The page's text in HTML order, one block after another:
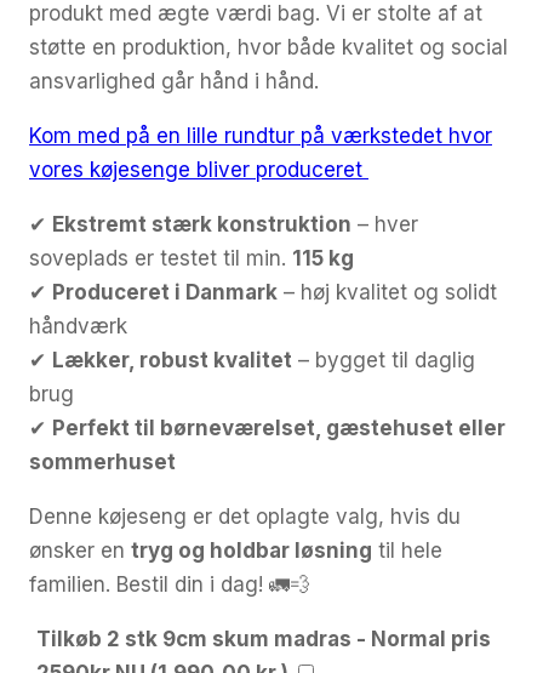
produkt med ægte værdi bag. Vi er stolte af at
støtte en produktion, hvor både kvalitet og social
ansvarlighed går hånd i hånd.
Kom med på en lille rundtur på værkstedet hvor
vores køjesenge bliver produceret
✔ Ekstremt stærk konstruktion – hver
soveplads er testet til min. 115 kg
✔ Produceret i Danmark – høj kvalitet og solidt
håndværk
✔ Lækker, robust kvalitet – bygget til daglig
brug
✔ Perfekt til børneværelset, gæstehuset eller
sommerhuset
Denne køjeseng er det oplagte valg, hvis du
ønsker en tryg og holdbar løsning til hele
familien. Bestil din i dag! 🚛💨
Tilkøb 2 stk 9cm skum madras - Normal pris